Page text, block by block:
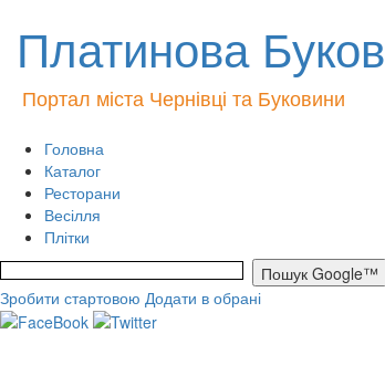
Платинова
Портал міста Чернівці та Буковини
Головна
Каталог
Ресторани
Весілля
Плітки
Зробити стартовою Додати в обрані